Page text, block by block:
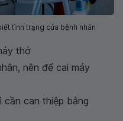
tình trạng của bệnh nhân
thở
nên để cai máy
cần can thiệp bằng